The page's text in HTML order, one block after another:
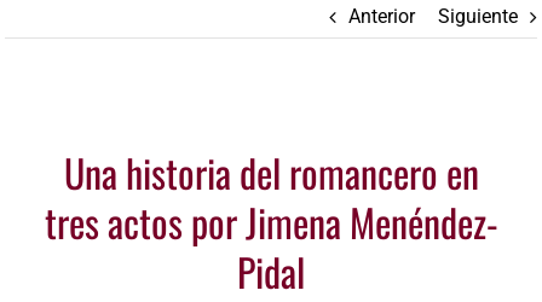
Anterior Siguiente
imagen
grande
Una historia del romancero en
tres actos por Jimena Menéndez-
Pidal